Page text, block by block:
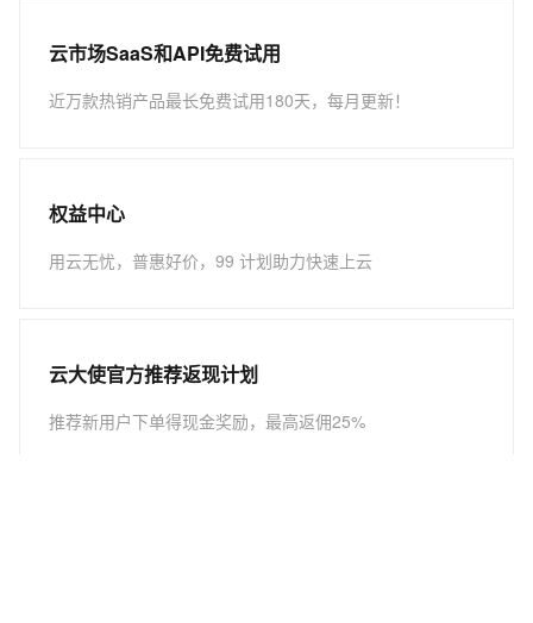
云市场SaaS和API免费试用
近万款热销产品最长免费试用180天，每月更新！
权益中心
用云无忧，普惠好价，99 计划助力快速上云
云大使官方推荐返现计划
推荐新用户下单得现金奖励，最高返佣25%